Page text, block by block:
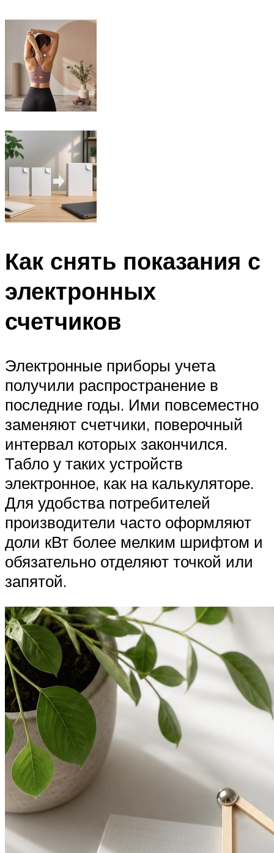
Как снять показания с
электронных
счетчиков
Электронные приборы учета
получили распространение в
последние годы. Ими повсеместно
заменяют счетчики, поверочный
интервал которых закончился.
Табло у таких устройств
электронное, как на калькуляторе.
Для удобства потребителей
производители часто оформляют
доли кВт более мелким шрифтом и
обязательно отделяют точкой или
запятой.